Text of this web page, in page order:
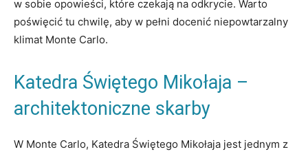
w sobie opowieści, które czekają na ⁢odkrycie. Warto
poświęcić tu chwilę, aby w pełni docenić niepowtarzalny
klimat Monte ⁣Carlo.
Katedra ‍Świętego Mikołaja –
architektoniczne skarby
W ⁢Monte ‍Carlo, Katedra Świętego Mikołaja jest jednym z